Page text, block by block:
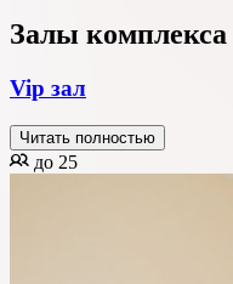
Залы комплекса
Vip зал
Читать полностью
до 25